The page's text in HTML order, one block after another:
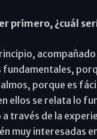
primero, ¿cuál
fundamentales,
porque es
ellos se relata lo
través de la
muy interesadas